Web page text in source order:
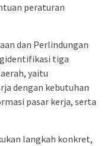
peraturan
dan Perlindungan
tiga
yaitu
dengan kebutuhan
pasar kerja, serta
langkah konkret,